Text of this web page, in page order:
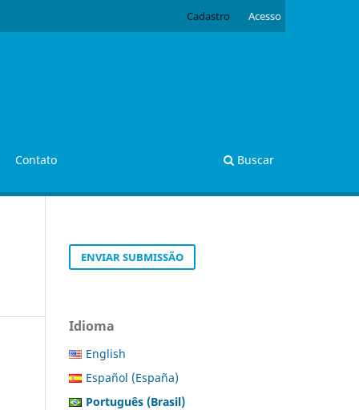
Contato Buscar
Cadastro Acesso
ENVIAR SUBMISSÃO
Idioma
English
Español (España)
Português (Brasil)